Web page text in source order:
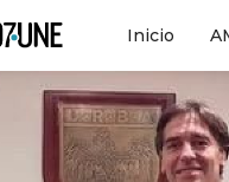
Inicio